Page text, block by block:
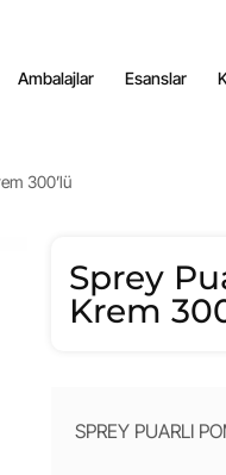
Ambalajlar Esanslar
300’lü
Sprey
Krem
SPREY PUARLI